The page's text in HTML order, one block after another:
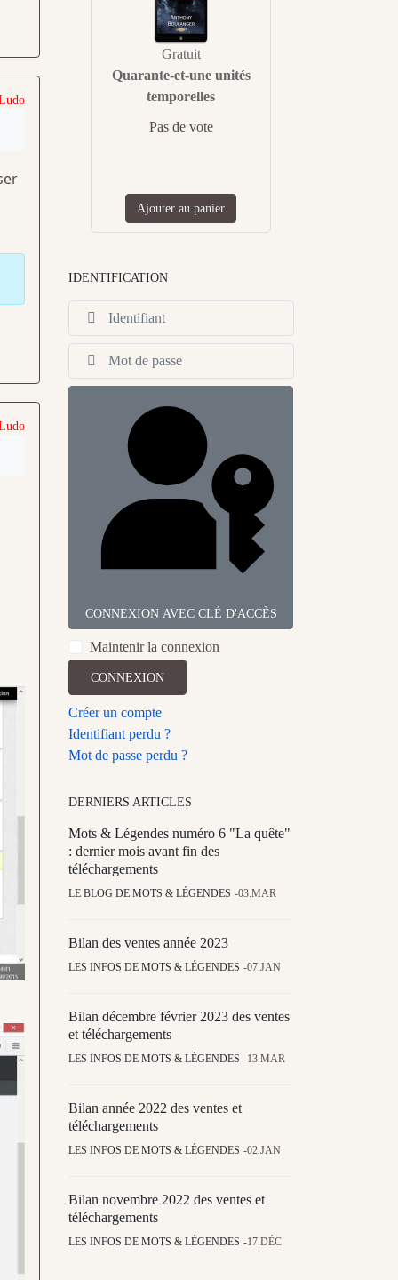
Gratuit
Quarante-et-une unités
temporelles
Pas de vote
Ajouter au panier
IDENTIFICATION
CONNEXION AVEC CLÉ D'ACCÈS
Maintenir la connexion
CONNEXION
Créer un compte
Identifiant perdu ?
Mot de passe perdu ?
DERNIERS ARTICLES
Mots & Légendes numéro 6 "La quête"
: dernier mois avant fin des
téléchargements
LE BLOG DE MOTS & LÉGENDES 03.MAR
Bilan des ventes année 2023
LES INFOS DE MOTS & LÉGENDES 07.JAN
Bilan décembre février 2023 des ventes
et téléchargements
LES INFOS DE MOTS & LÉGENDES 13.MAR
Bilan année 2022 des ventes et
téléchargements
LES INFOS DE MOTS & LÉGENDES 02.JAN
Bilan novembre 2022 des ventes et
téléchargements
LES INFOS DE MOTS & LÉGENDES 17.DÉC